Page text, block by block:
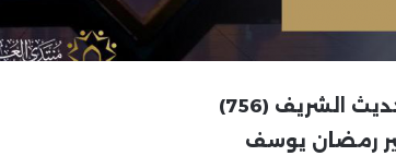
الشريف (756)
رمضان يوسف